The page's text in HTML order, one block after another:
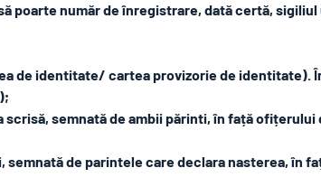
număr de înregistrare, dată certă,
identitate/ cartea provizorie de identitate).
semnată de ambii părinti, în față
de parintele care declara nasterea, în